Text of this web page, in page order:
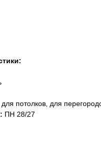
потолков, для
ПН 28/27